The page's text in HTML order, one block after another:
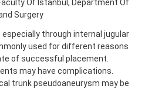
Of Istanbul, Department Of
Surgery
through internal jugular
used for different reasons
of successful placement.
may have complications.
trunk pseudoaneurysm may be